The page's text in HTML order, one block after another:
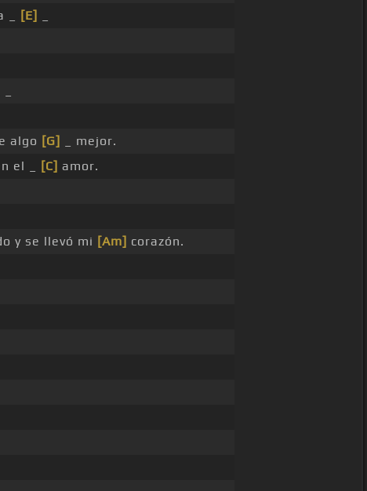
_ [E]
algo [G]
_ mejor.
el _ [C] amor.
y se llevó mi [Am] corazón.